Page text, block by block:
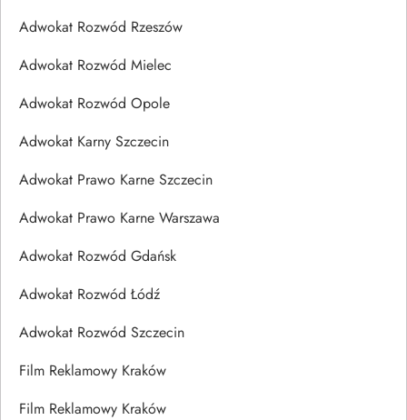
Adwokat Rozwód Rzeszów
Adwokat Rozwód Mielec
Adwokat Rozwód Opole
Adwokat Karny Szczecin
Adwokat Prawo Karne Szczecin
Adwokat Prawo Karne Warszawa
Adwokat Rozwód Gdańsk
Adwokat Rozwód Łódź
Adwokat Rozwód Szczecin
Film Reklamowy Kraków
Film Reklamowy Kraków